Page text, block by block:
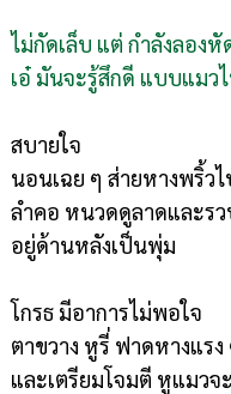
ไม่กัดเล็บ แต่ กำลังลอง
เอ๋ มันจะรู้สึกดี แบบแมว
สบายใจ
นอนเฉย ๆ ส่ายหางพริ้วไ
ลำคอ หนวดดูลาดและร
อยู่ด้านหลังเป็นพุ่ม
โกรธ มีอาการไม่พอใจ
ตาขวาง หูรี่ ฟาดหางแร
และเตรียมโจมตี หูแมว